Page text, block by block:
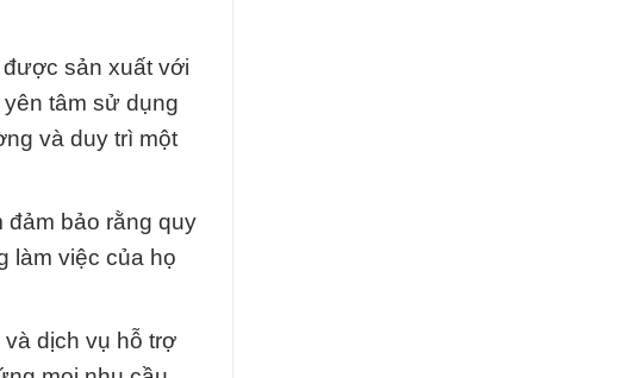
sản xuất với
tâm sử dụng
và duy trì một
đảm bảo rằng quy
làm việc của họ
dịch vụ hỗ trợ